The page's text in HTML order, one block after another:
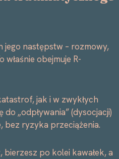
jego następstw – rozmowy,
obejmuje R-
jak i w zwykłych
„odpływania” (dysocjacji)
bez ryzyka przeciążenia.
bierzesz po kolei kawałek, a